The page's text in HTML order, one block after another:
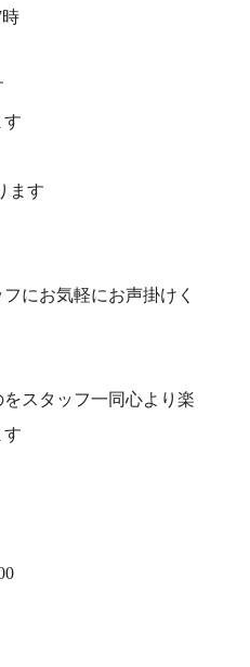
す
ます
にお気軽にお声掛けく
スタッフ一同心より楽
す